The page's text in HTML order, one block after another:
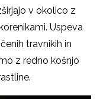
v okolico z
Uspeva
travnikih in
z redno košnjo